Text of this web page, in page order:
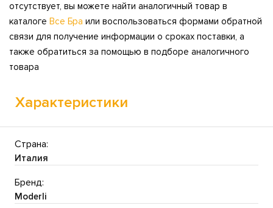
отсутствует, вы можете найти аналогичный товар в
каталоге Все Бра или воспользоваться формами обратной
связи для получение информации о сроках поставки, а
также обратиться за помощью в подборе аналогичного
товара
Характеристики
Страна:
Италия
Бренд:
Moderli